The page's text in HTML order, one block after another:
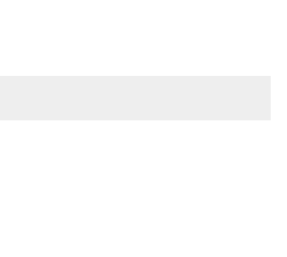
อหาและทฤษฎีของคณิตศาสตร์ ม.ปลาย
และลอการิทึม แคลคูลัสเบื้องต้น และ
ซึ่งพี่ฟลุคเรียกรวมๆว่า กลุ่ม “Pre-
นวณขั้นพื้นฐาน